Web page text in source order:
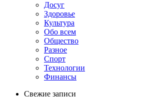
Досуг
Здоровье
Культура
Обо всем
Общество
Разное
Спорт
Технологии
Финансы
Свежие записи